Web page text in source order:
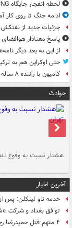
لحظه انفجار جایگاه CNG "صحنه" در دوربین مداربسته
ادامه جنگ تا روی کار
جزئیات جدید از
پاسخ معنادار هوافضای
از این به بعد دیگر
حتی اوکراین هم به
کامیون با راننده ۸ ساله در اصفهان توقیف شد
حوادث
هشدار نسبت به وفوع
آخرین اخبار
خدمه ناو لینکلن: پس از ۸ ماه حضور در دریا خسته و درمانده‌ شدیم
توافق بغداد و شرکت
۴ متهم قتل حمیدرضا رجب‌زاده دستگیر شدند